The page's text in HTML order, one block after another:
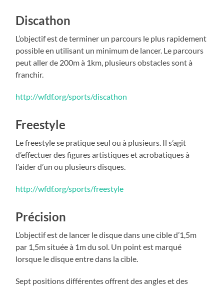
Discathon
L’objectif est de terminer un parcours le plus rapidement
possible en utilisant un minimum de lancer. Le parcours
peut aller de 200m à 1km, plusieurs obstacles sont à
franchir.
http://wfdf.org/sports/discathon
Freestyle
Le freestyle se pratique seul ou à plusieurs. Il s’agit
d’effectuer des figures artistiques et acrobatiques à
l’aider d’un ou plusieurs disques.
http://wfdf.org/sports/freestyle
Précision
L’objectif est de lancer le disque dans une cible d’1,5m
par 1,5m située à 1m du sol. Un point est marqué
lorsque le disque entre dans la cible.
Sept positions différentes offrent des angles et des